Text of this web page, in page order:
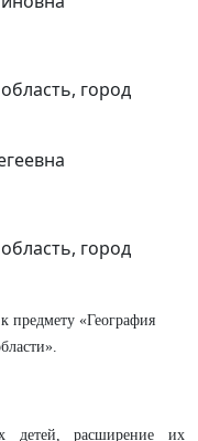
город
город
предмету «География
детей, расширение их